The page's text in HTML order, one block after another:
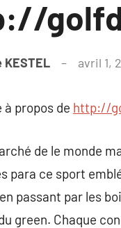
KESTEL avril 1,
à propos de http://
de le monde
para ce sport
passant par les
green. Chaque